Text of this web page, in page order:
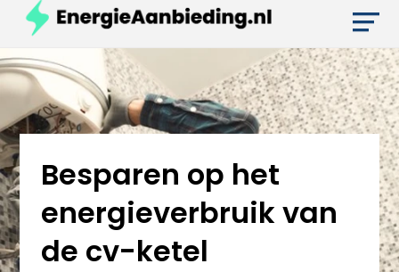
Besparen op het
energieverbruik van
de cv-ketel